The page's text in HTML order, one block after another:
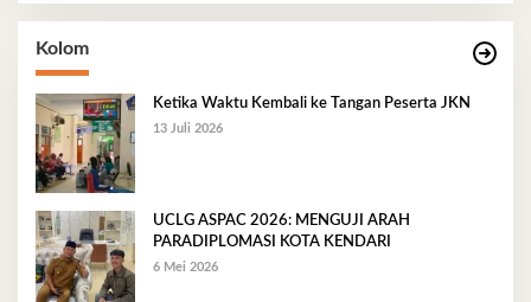
Kolom
Ketika Waktu Kembali ke Tangan Peserta JKN
13 Juli 2026
UCLG ASPAC 2026: MENGUJI ARAH
PARADIPLOMASI KOTA KENDARI
6 Mei 2026